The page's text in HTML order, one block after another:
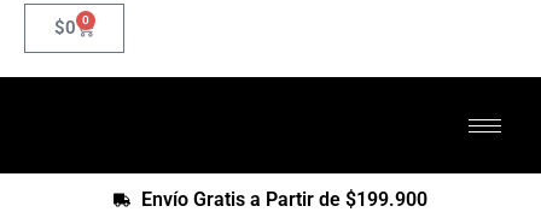
$0 0
Envío Gratis a Partir de $199.900